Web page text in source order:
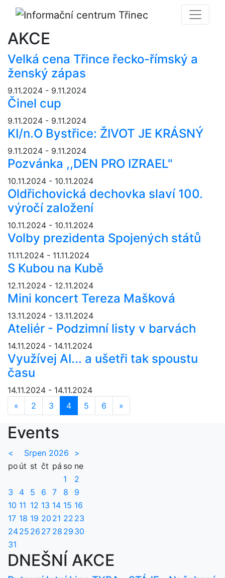
AKCE
Velká cena Třince řecko-římský a
ženský zápas
9.11.2024 - 9.11.2024
Činel cup
9.11.2024 - 9.11.2024
KI/n.O Bystřice: ŽIVOT JE KRÁSNÝ
9.11.2024 - 9.11.2024
Pozvánka ,,DEN PRO IZRAEL"
10.11.2024 - 10.11.2024
Oldřichovická dechovka slaví 100.
výročí založení
10.11.2024 - 10.11.2024
Volby prezidenta Spojených států
11.11.2024 - 11.11.2024
S Kubou na Kubě
12.11.2024 - 12.11.2024
Mini koncert Tereza Mašková
13.11.2024 - 13.11.2024
Ateliér - Podzimní listy v barvách
14.11.2024 - 14.11.2024
Využívej AI... a ušetři tak spoustu
času
14.11.2024 - 14.11.2024
« Předchozí
2 3 4 5 6 »
Events
< Srpen 2026
>
po út st čt pá so ne
1
2
3
4 5 6 7 8
9
10 11 12 13 14 15 16
17 18 19 20 21 22 23
2425 26 27 28 29 30
31
DNEŠNÍ AKCE